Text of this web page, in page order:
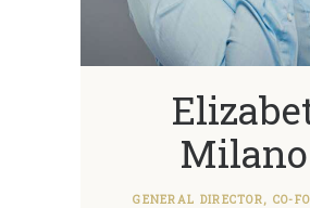
Milano
GENERAL DIRECTOR, CO-